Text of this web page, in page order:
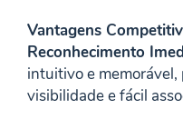
Vantagens
Reconhecimento
intuitivo e
visibilidade e fácil